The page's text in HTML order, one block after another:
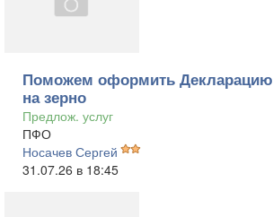
Поможем оформить Декларацию
на зерно
Предлож. услуг
ПФО
Носачев Сергей
31.07.26 в 18:45